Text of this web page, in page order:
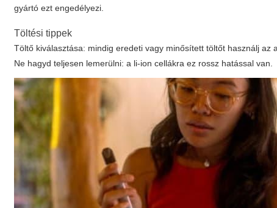
gyártó ezt engedélyezi.
Töltési tippek
Töltő kiválasztása: mindig eredeti vagy minősített töltőt használj az
Ne hagyd teljesen lemerülni: a li-ion cellákra ez rossz hatással van.